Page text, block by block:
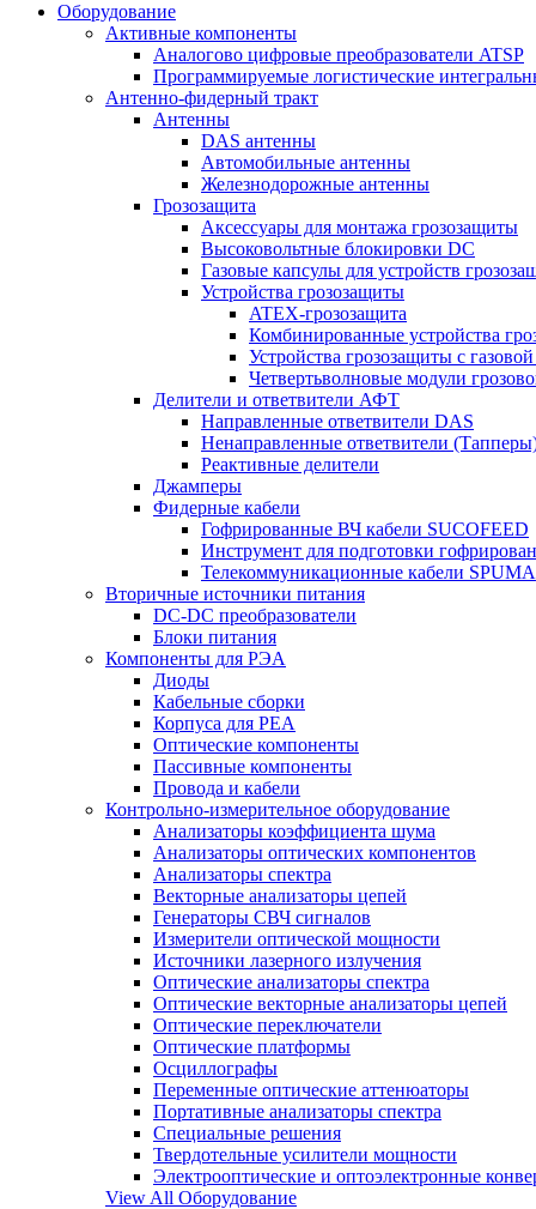
Оборудование
Активные компоненты
Аналогово цифровые преобразователи ATSP
Программируемые логистические
Антенно-фидерный тракт
Антенны
DAS антенны
Автомобильные антенны
Железнодорожные антенны
Грозозащита
Аксессуары для монтажа грозозащиты
Высоковольтные блокировки DC
Газовые капсулы для устройств
Устройства грозозащиты
ATEX-грозозащита
Комбинированные устройства
Устройства грозозащиты с
Четвертьволновые модули
Делители и ответвители АФТ
Направленные ответвители DAS
Ненаправленные ответвители
Реактивные делители
Джамперы
Фидерные кабели
Гофрированные ВЧ кабели SUCOFEED
Инструмент для подготовки
Телекоммуникационные кабели SPUMA
Вторичные источники питания
DC-DC преобразователи
Блоки питания
Компоненты для РЭА
Диоды
Кабельные сборки
Корпуса для РЕА
Оптические компоненты
Пассивные компоненты
Провода и кабели
Контрольно-измерительное оборудование
Анализаторы коэффициента шума
Анализаторы оптических компонентов
Анализаторы спектра
Векторные анализаторы цепей
Генераторы СВЧ сигналов
Измерители оптической мощности
Источники лазерного излучения
Оптические анализаторы спектра
Оптические векторные анализаторы цепей
Оптические переключатели
Оптические платформы
Осциллографы
Переменные оптические аттенюаторы
Портативные анализаторы спектра
Специальные решения
Твердотельные усилители мощности
Электрооптические и оптоэлектронные
View All Оборудование